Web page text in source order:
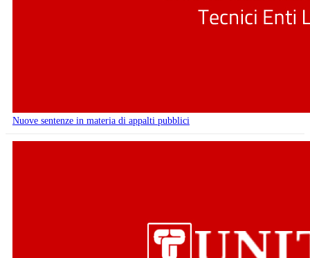
Nuove sentenze in materia di appalti pubblici